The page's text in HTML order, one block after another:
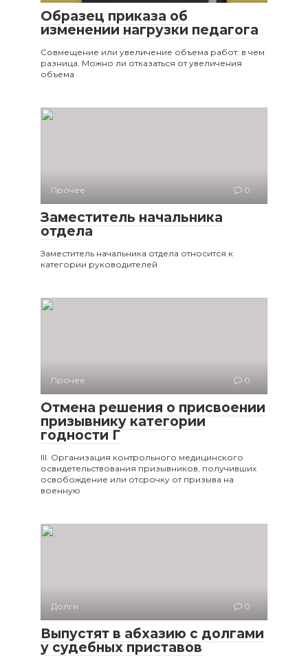
Образец приказа об
изменении нагрузки педагога
Совмещение или увеличение объема работ: в чем
разница. Можно ли отказаться от увеличения
объема
Прочее 0
Заместитель начальника
отдела
Заместитель начальника отдела относится к
категории руководителей
Прочее 0
Отмена решения о присвоении
призывнику категории
годности Г
III. Организация контрольного медицинского
освидетельствования призывников, получивших
освобождение или отсрочку от призыва на
военную
Долги 0
Выпустят в абхазию с долгами
у судебных приставов